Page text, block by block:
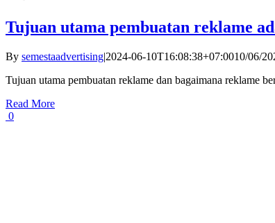
Tujuan utama pembuatan reklame
By semestaadvertising|2024-06-10T16:08:38+07:0010/06/
Tujuan utama pembuatan reklame dan bagaimana reklame
Read More
0